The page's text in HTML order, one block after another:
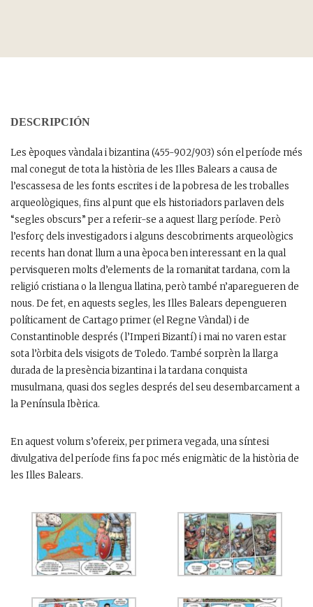
DESCRIPCIÓN
Les èpoques vàndala i bizantina (455-902/903) són el període més
mal conegut de tota la història de les Illes Balears a causa de
l’escassesa de les fonts escrites i de la pobresa de les troballes
arqueològiques, fins al punt que els historiadors parlaven dels
“segles obscurs” per a referir-se a aquest llarg període. Però
l’esforç dels investigadors i alguns descobriments arqueològics
recents han donat llum a una època ben interessant en la qual
pervisqueren molts d’elements de la romanitat tardana, com la
religió cristiana o la llengua llatina, però també n’aparegueren de
nous. De fet, en aquests segles, les Illes Balears depengueren
políticament de Cartago primer (el Regne Vàndal) i de
Constantinoble després (l’Imperi Bizantí) i mai no varen estar
sota l’òrbita dels visigots de Toledo. També sorprèn la llarga
durada de la presència bizantina i la tardana conquista
musulmana, quasi dos segles després del seu desembarcament a
la Península Ibèrica.
En aquest volum s’ofereix, per primera vegada, una síntesi
divulgativa del període fins fa poc més enigmàtic de la història de
les Illes Balears.